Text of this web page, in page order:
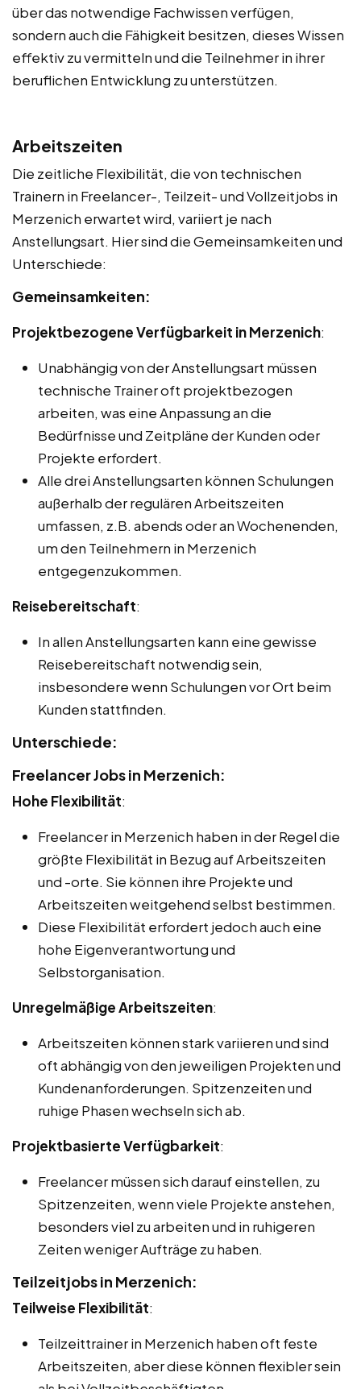
über das notwendige Fachwissen verfügen,
sondern auch die Fähigkeit besitzen, dieses Wissen
effektiv zu vermitteln und die Teilnehmer in ihrer
beruflichen Entwicklung zu unterstützen.
Arbeitszeiten
Die zeitliche Flexibilität, die von technischen
Trainern in Freelancer-, Teilzeit- und Vollzeitjobs in
Merzenich erwartet wird, variiert je nach
Anstellungsart. Hier sind die Gemeinsamkeiten und
Unterschiede:
Gemeinsamkeiten:
Projektbezogene Verfügbarkeit in Merzenich:
Unabhängig von der Anstellungsart müssen
technische Trainer oft projektbezogen
arbeiten, was eine Anpassung an die
Bedürfnisse und Zeitpläne der Kunden oder
Projekte erfordert.
Alle drei Anstellungsarten können Schulungen
außerhalb der regulären Arbeitszeiten
umfassen, z.B. abends oder an Wochenenden,
um den Teilnehmern in Merzenich
entgegenzukommen.
Reisebereitschaft:
In allen Anstellungsarten kann eine gewisse
Reisebereitschaft notwendig sein,
insbesondere wenn Schulungen vor Ort beim
Kunden stattfinden.
Unterschiede:
Freelancer Jobs in Merzenich:
Hohe Flexibilität:
Freelancer in Merzenich haben in der Regel die
größte Flexibilität in Bezug auf Arbeitszeiten
und -orte. Sie können ihre Projekte und
Arbeitszeiten weitgehend selbst bestimmen.
Diese Flexibilität erfordert jedoch auch eine
hohe Eigenverantwortung und
Selbstorganisation.
Unregelmäßige Arbeitszeiten:
Arbeitszeiten können stark variieren und sind
oft abhängig von den jeweiligen Projekten und
Kundenanforderungen. Spitzenzeiten und
ruhige Phasen wechseln sich ab.
Projektbasierte Verfügbarkeit:
Freelancer müssen sich darauf einstellen, zu
Spitzenzeiten, wenn viele Projekte anstehen,
besonders viel zu arbeiten und in ruhigeren
Zeiten weniger Aufträge zu haben.
Teilzeitjobs in Merzenich:
Teilweise Flexibilität:
Teilzeittrainer in Merzenich haben oft feste
Arbeitszeiten, aber diese können flexibler sein